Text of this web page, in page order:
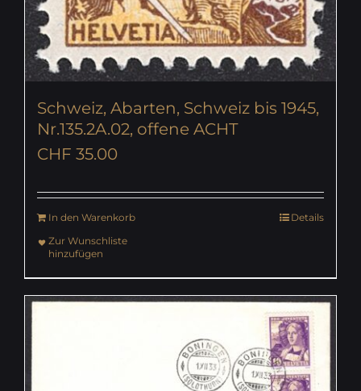
Schweiz, Abarten, Schweiz bis 1945,
Nr.135.2A.02, offene ACHT
CHF 35.00
In den Warenkorb
Details
Zur Wunschliste
hinzufügen